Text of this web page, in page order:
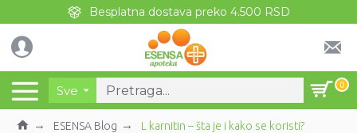
Besplatna dostava preko 4.500 RSD
Sve 0
ESENSA Blog L karnitin – šta je i kako se koristi?